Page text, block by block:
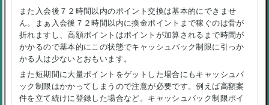
また入会後７２時間以内のポイント交換は基本的にできませ
ん。まぁ入会後７２時間以内に換金ポイントまで稼ぐのは骨が
折れますし、高額ポイントはポイントが加算されるまで時間が
かかるので基本的にこの状態でキャッシュバック制限に引っか
かる人は少ないとおもいます。
また短期間に大量ポイントをゲットした場合にもキャッシュバ
ック制限はかかってしまうので注意が必要です。例えば高額案
件を立て続けに登録した場合など。キャッシュバック制限ポイ